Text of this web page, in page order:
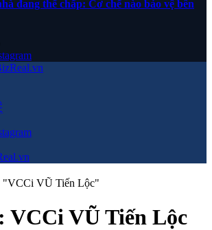
đang thế chấp: Cơ chế nào bảo vệ bên
"VCCi VŨ Tiến Lộc"
VCCi VŨ Tiến Lộc